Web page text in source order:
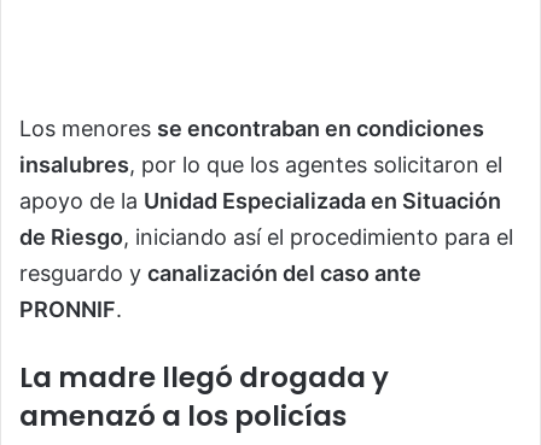
Los menores se encontraban en condiciones
insalubres, por lo que los agentes solicitaron el
apoyo de la Unidad Especializada en Situación
de Riesgo, iniciando así el procedimiento para el
resguardo y canalización del caso ante
PRONNIF.
La madre llegó drogada y
amenazó a los policías